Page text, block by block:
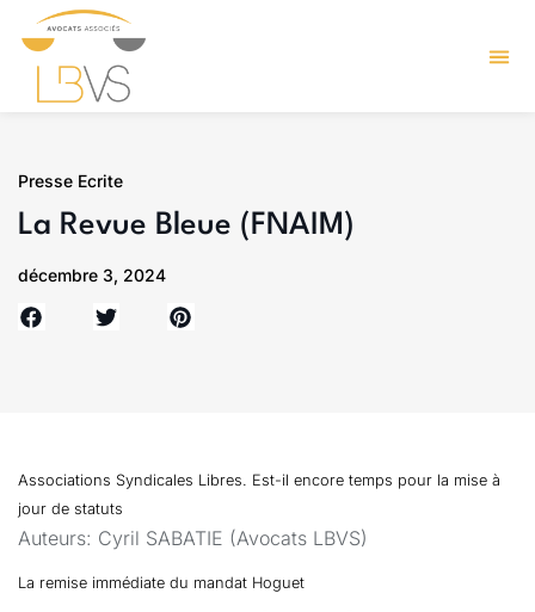
Presse Ecrite
La Revue Bleue (FNAIM)
décembre 3, 2024
Associations Syndicales Libres. Est-il encore temps pour la mise à
jour de statuts
Auteurs: Cyril SABATIE (Avocats LBVS)
La remise immédiate du mandat Hoguet